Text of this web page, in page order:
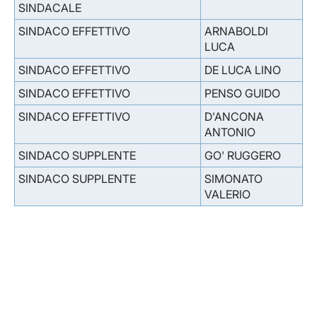
SINDACALE
SINDACO EFFETTIVO
ARNABOLDI
LUCA
SINDACO EFFETTIVO
DE LUCA LINO
SINDACO EFFETTIVO
PENSO GUIDO
SINDACO EFFETTIVO
D'ANCONA
ANTONIO
SINDACO SUPPLENTE
GO' RUGGERO
SINDACO SUPPLENTE
SIMONATO
VALERIO